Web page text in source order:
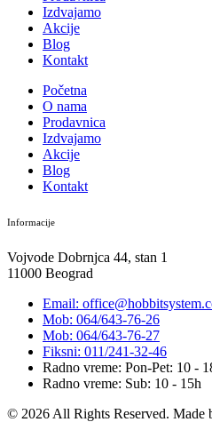
Izdvajamo
Akcije
Blog
Kontakt
Početna
O nama
Prodavnica
Izdvajamo
Akcije
Blog
Kontakt
Informacije
Vojvode Dobrnjca 44, stan 1
11000 Beograd
Email:
Mob: 064/643-76-26
Mob: 064/643-76-27
Fiksni: 011/241-32-46
Radno vreme: Pon-Pet: 10 -
Radno vreme: Sub: 10 - 15h
© 2026 All Rights Reserved. Made